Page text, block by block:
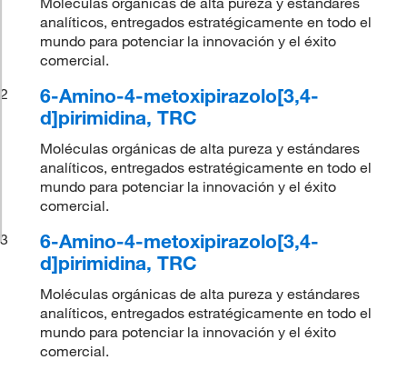
analíticos, entregados estratégicamente en todo el
mundo para potenciar la innovación y el éxito
comercial.
2
6-Amino-4-metoxipirazolo[3,4-
d]pirimidina, TRC
Moléculas orgánicas de alta pureza y estándares
analíticos, entregados estratégicamente en todo el
mundo para potenciar la innovación y el éxito
comercial.
3
6-Amino-4-metoxipirazolo[3,4-
d]pirimidina, TRC
Moléculas orgánicas de alta pureza y estándares
analíticos, entregados estratégicamente en todo el
mundo para potenciar la innovación y el éxito
comercial.